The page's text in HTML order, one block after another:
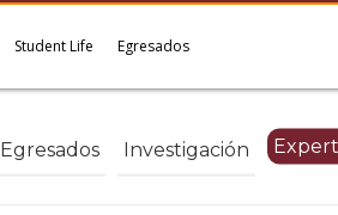
Student Life Egresados
Egresados Investigación